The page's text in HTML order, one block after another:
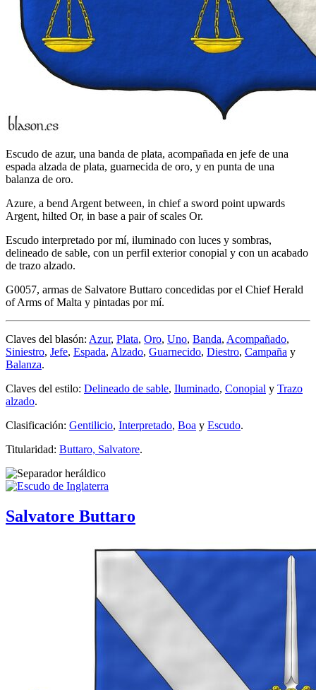
Escudo de azur, una banda de plata, acompañada en jefe de una
espada alzada de plata, guarnecida de oro, y en punta de una
balanza de oro.
Azure, a bend Argent between, in chief a sword point upwards
Argent, hilted Or, in base a pair of scales Or.
Escudo interpretado por mí, iluminado con luces y sombras,
delineado de sable, con un perfil exterior conopial y con un acabado
de trazo alzado.
G0057, armas de Salvatore Buttaro concedidas por el Chief Herald
of Arms of Malta y pintadas por mí.
Claves del blasón: Azur, Plata, Oro, Uno, Banda, Acompañado,
Siniestro, Jefe, Espada, Alzado, Guarnecido, Diestro, Campaña y
Balanza.
Claves del estilo: Delineado de sable, Iluminado, Conopial y Trazo
alzado.
Clasificación: Gentilicio, Interpretado, Boa y Escudo.
Titularidad: Buttaro, Salvatore.
Salvatore Buttaro